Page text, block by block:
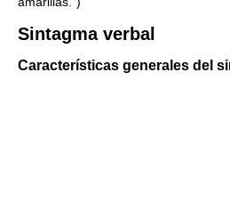
Sintagma verbal
Características generales del